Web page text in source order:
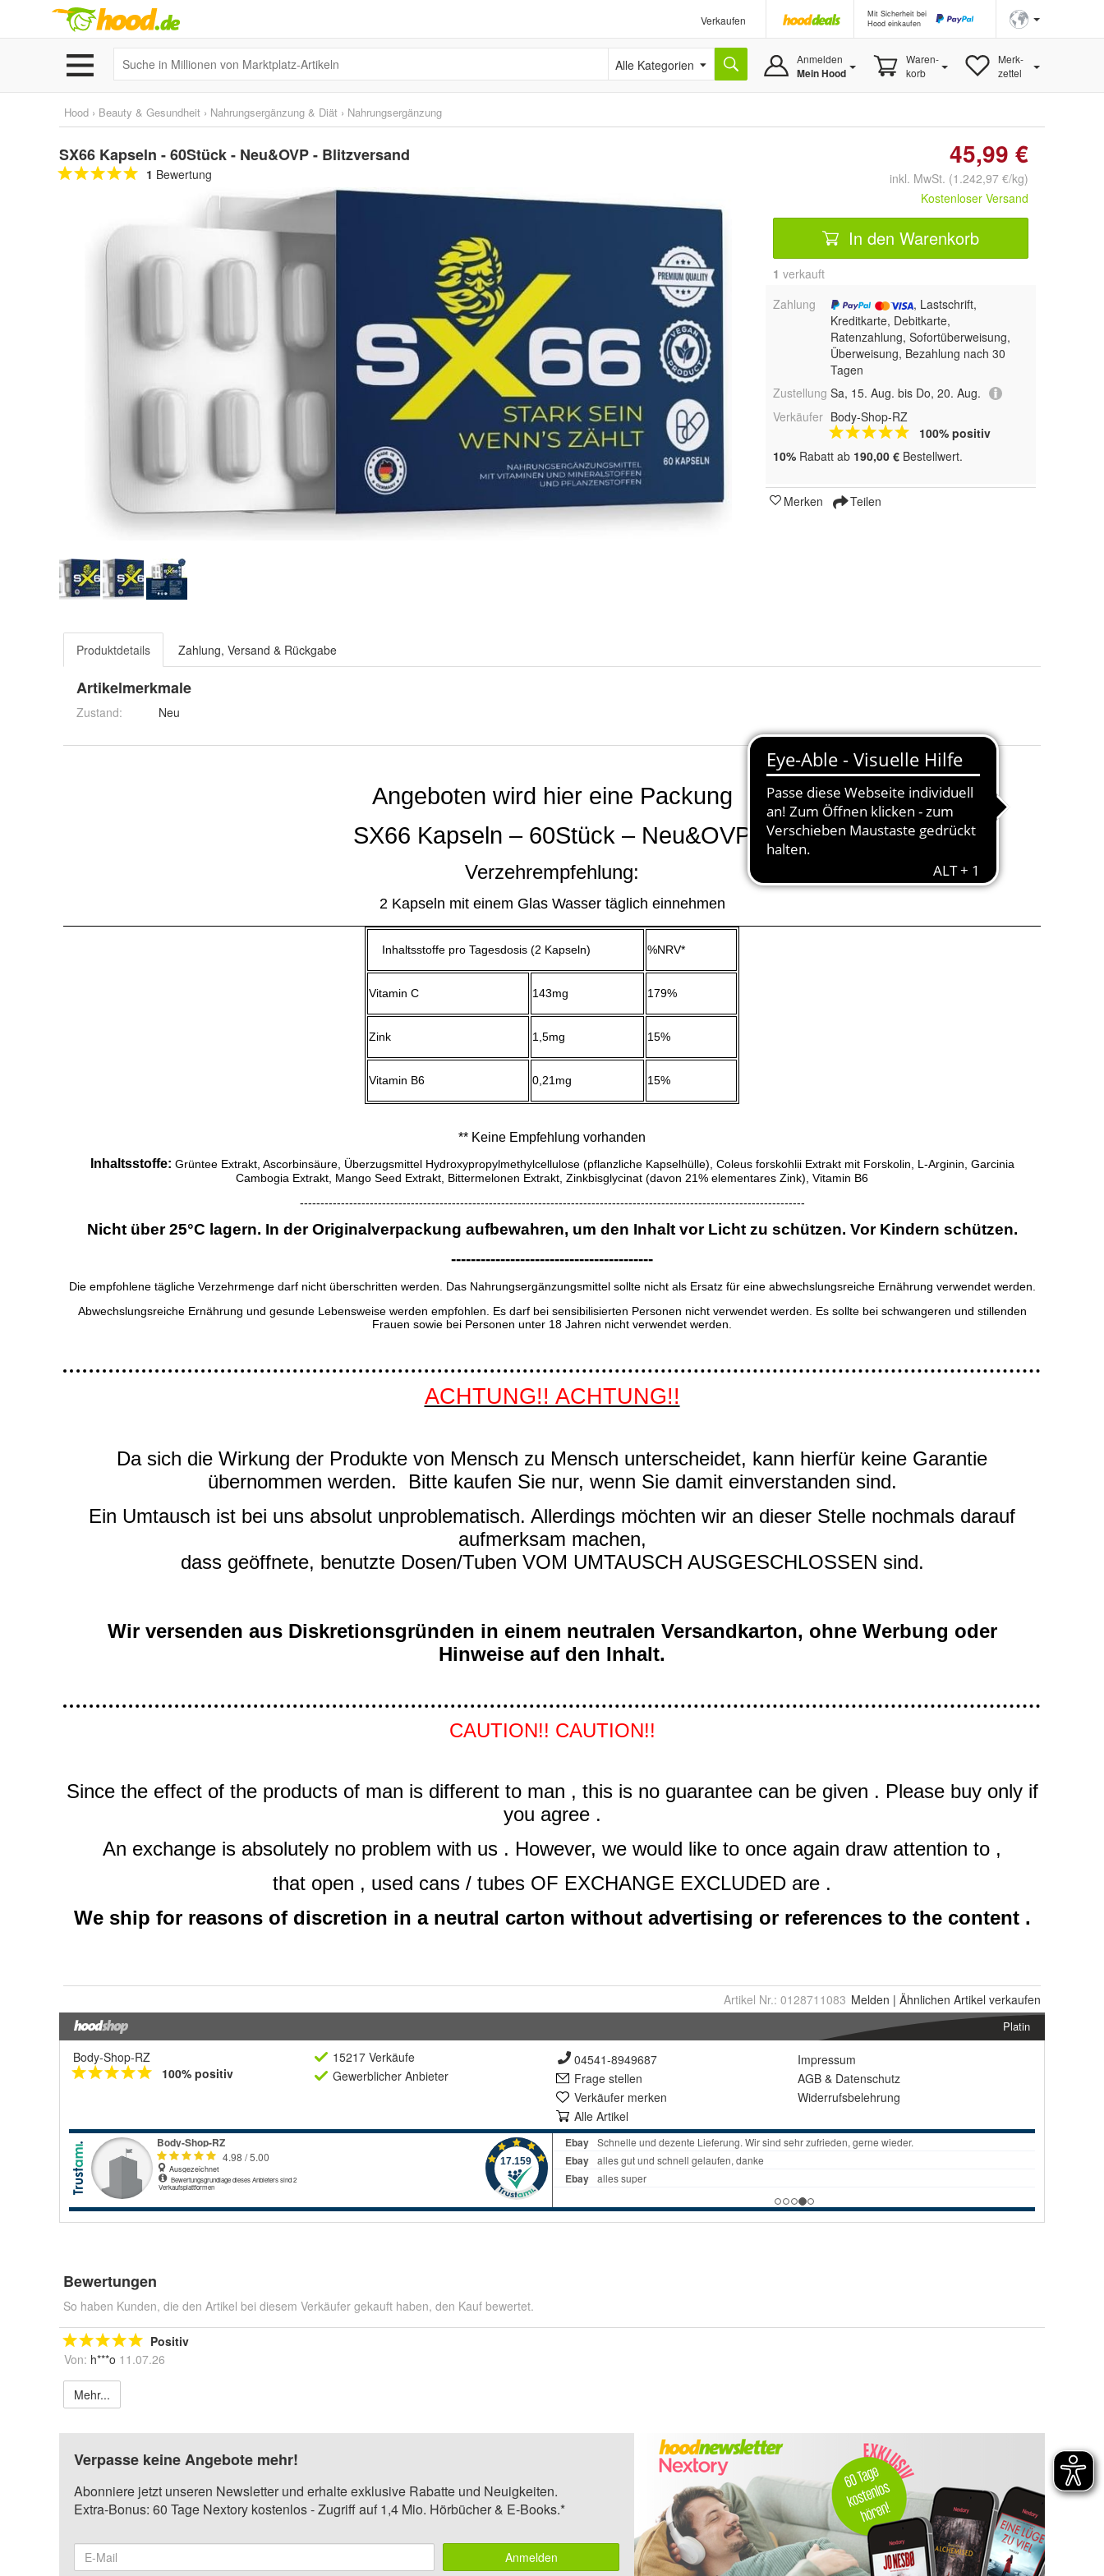
Verkaufen
Mit Sicherheit bei
Hood einkaufen
Alle Kategorien Anmelden
Mein Hood
Waren-
korb
Merk-
zettel
Hood › Beauty & Gesundheit › Nahrungsergänzung & Diät › Nahrungsergänzung
SX66 Kapseln - 60Stück - Neu&OVP - Blitzversand
1 Bewertung
45,99 €
inkl. MwSt. (1.242,97 €/kg)
Kostenloser Versand
In den Warenkorb
1 verkauft
Zahlung
, Lastschrift,
Kreditkarte, Debitkarte,
Ratenzahlung, Sofortüberweisung,
Überweisung, Bezahlung nach 30
Tagen
Zustellung Sa, 15. Aug. bis Do, 20. Aug.
Verkäufer Body-Shop-RZ
100% positiv
10% Rabatt ab 190,00 € Bestellwert.
Merken Teilen
Produktdetails Zahlung, Versand & Rückgabe
Artikelmerkmale
Zustand: Neu
Artikel Nr.: 0128711083 Melden | Ähnlichen Artikel verkaufen
Platin
Body-Shop-RZ
100% positiv
15217 Verkäufe
Gewerblicher Anbieter
04541-8949687
Frage stellen
Verkäufer merken
Alle Artikel
Impressum
AGB & Datenschutz
Widerrufsbelehrung
Bewertungen
So haben Kunden, die den Artikel bei diesem Verkäufer gekauft haben, den Kauf bewertet.
Positiv
Von: h***o 11.07.26
Mehr...
Verpasse keine Angebote mehr!
Abonniere jetzt unseren Newsletter und erhalte exklusive Rabatte und Neuigkeiten.
Extra-Bonus: 60 Tage Nextory kostenlos - Zugriff auf 1,4 Mio. Hörbücher & E-Books.*
Anmelden